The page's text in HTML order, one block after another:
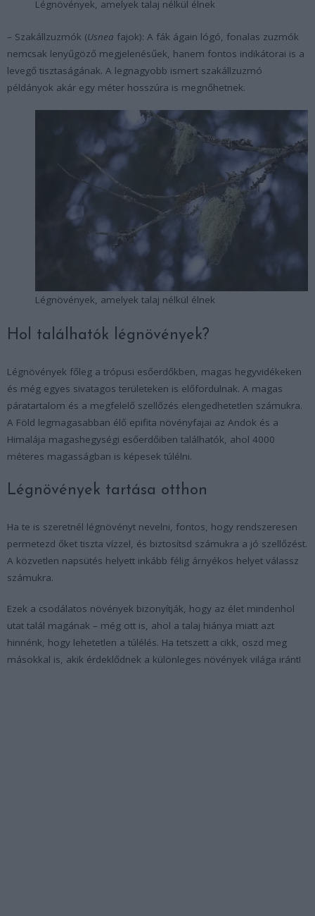
Légnövények, amelyek talaj nélkül élnek
– Szakállzuzmók (Usnea fajok): A fák ágain lógó, fonalas zuzmók
nemcsak lenyűgöző megjelenésűek, hanem fontos indikátorai is a
levegő tisztaságának. A legnagyobb ismert szakállzuzmó
példányok akár egy méter hosszúra is megnőhetnek.
Légnövények, amelyek talaj nélkül élnek
Hol találhatók légnövények?
Légnövények főleg a trópusi esőerdőkben, magas hegyvidékeken
és még egyes sivatagos területeken is előfordulnak. A magas
páratartalom és a megfelelő szellőzés elengedhetetlen számukra.
A Föld legmagasabban élő epifita növényfajai az Andok és a
Himalája magashegységi esőerdőiben találhatók, ahol 4000
méteres magasságban is képesek túlélni.
Légnövények tartása otthon
Ha te is szeretnél légnövényt nevelni, fontos, hogy rendszeresen
permetezd őket tiszta vízzel, és biztosítsd számukra a jó szellőzést.
A közvetlen napsütés helyett inkább félig árnyékos helyet válassz
számukra.
Ezek a csodálatos növények bizonyítják, hogy az élet mindenhol
utat talál magának – még ott is, ahol a talaj hiánya miatt azt
hinnénk, hogy lehetetlen a túlélés. Ha tetszett a cikk, oszd meg
másokkal is, akik érdeklődnek a különleges növények világa iránt!